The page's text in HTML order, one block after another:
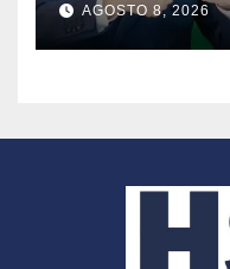
en la era
AGOSTO 8, 2026